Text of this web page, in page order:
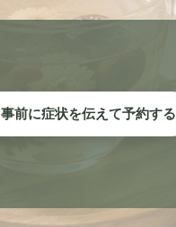
事前に症状を伝えて予約する